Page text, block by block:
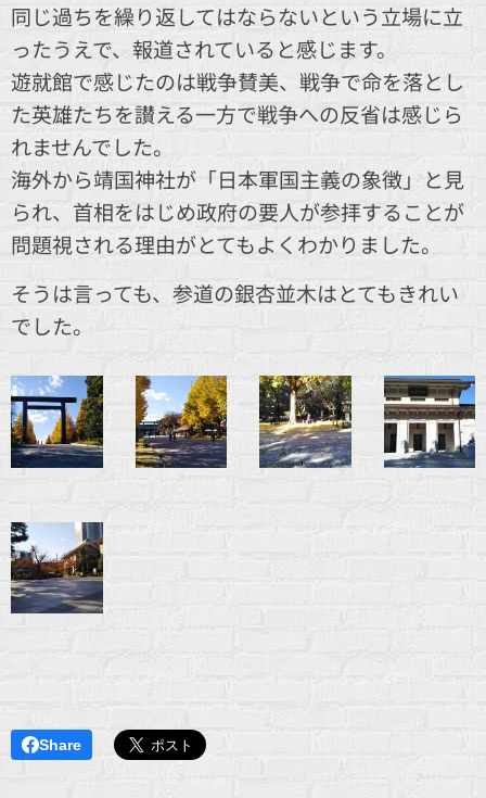
同じ過ちを繰り返してはならないという立場に立
ったうえで、報道されていると感じます。
遊就館で感じたのは戦争賛美、戦争で命を落とし
た英雄たちを讃える一方で戦争への反省は感じら
れませんでした。
海外から靖国神社が「日本軍国主義の象徴」と見
られ、首相をはじめ政府の要人が参拝することが
問題視される理由がとてもよくわかりました。
そうは言っても、参道の銀杏並木はとてもきれい
でした。
Share